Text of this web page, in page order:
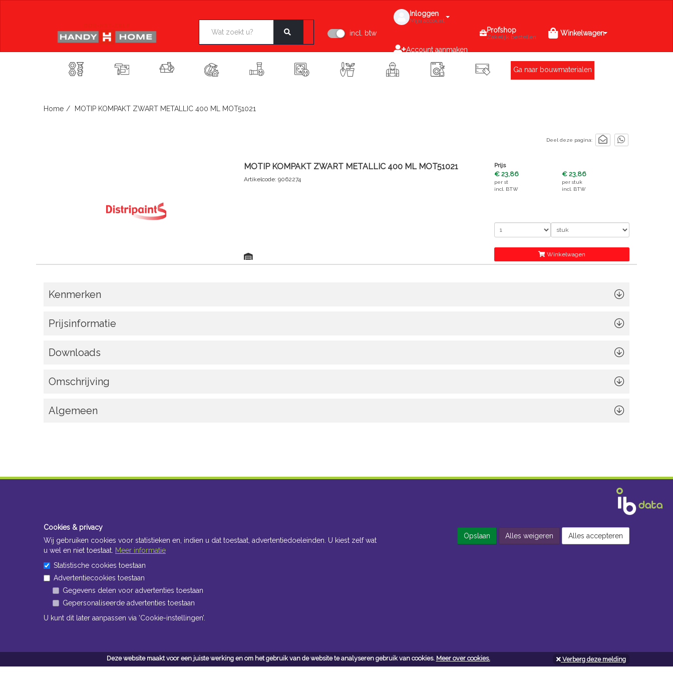
Deze website maakt voor een juiste werking en om het gebruik van de website te analyseren gebruik van cookies. Meer over cookies. Verberg deze melding
incl. btw
Inloggen
Mijn account
Account aanmaken
Profshop
Zakelijk bestellen Winkelwagen
Ga naar bouwmaterialen
Home MOTIP KOMPAKT ZWART METALLIC 400 ML MOT51021
Deel deze pagina:
MOTIP KOMPAKT ZWART METALLIC 400 ML MOT51021
Artikelcode: 9062274
Prijs
€ 23,86
per st
incl. BTW
€ 23,86
per stuk
incl. BTW
Winkelwagen
Kenmerken
Prijsinformatie
Downloads
Omschrijving
Algemeen
Contacteer ons Openingsuren toonzaal Openingsuren doe-het-zelf
Cookies & privacy
Wij gebruiken cookies voor statistieken en, indien u dat toestaat, advertentiedoeleinden. U kiest zelf wat
u wel en niet toestaat. Meer informatie
Statistische cookies toestaan
Advertentiecookies toestaan
Gegevens delen voor advertenties toestaan
Gepersonaliseerde advertenties toestaan
U kunt dit later aanpassen via ‘Cookie-instellingen’.
Opslaan Alles weigeren Alles accepteren